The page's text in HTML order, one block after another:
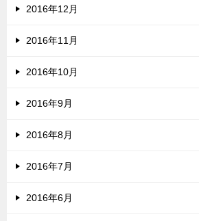
2016年12月
2016年11月
2016年10月
2016年9月
2016年8月
2016年7月
2016年6月